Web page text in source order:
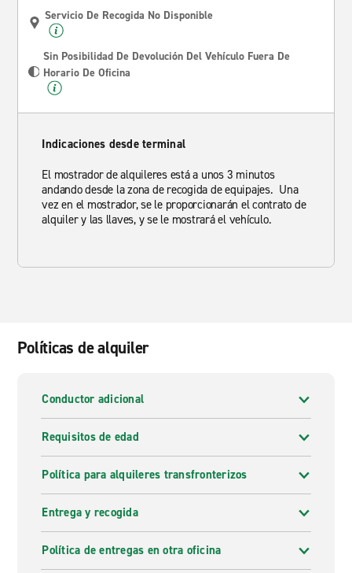
Servicio De Recogida No Disponible
Sin Posibilidad De Devolución Del Vehículo Fuera De
Horario De Oficina
Indicaciones desde terminal
El mostrador de alquileres está a unos 3 minutos
andando desde la zona de recogida de equipajes. Una
vez en el mostrador, se le proporcionarán el contrato de
alquiler y las llaves, y se le mostrará el vehículo.
Políticas de alquiler
Conductor adicional
Requisitos de edad
Política para alquileres transfronterizos
Entrega y recogida
Política de entregas en otra oficina